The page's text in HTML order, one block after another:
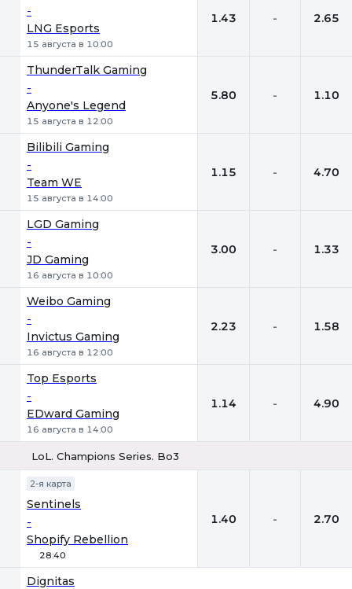
-
LNG Esports
15 августа в 10:00
1.43 - 2.65
ThunderTalk Gaming
-
Anyone's Legend
15 августа в 12:00
5.80 - 1.10
Bilibili Gaming
-
Team WE
15 августа в 14:00
1.15 - 4.70
LGD Gaming
-
JD Gaming
16 августа в 10:00
3.00 - 1.33
Weibo Gaming
-
Invictus Gaming
16 августа в 12:00
2.23 - 1.58
Top Esports
-
EDward Gaming
16 августа в 14:00
1.14 - 4.90
LoL. Champions Series. Bo3
2-я карта
Sentinels
-
Shopify Rebellion
28:40
1.40 - 2.70
Dignitas